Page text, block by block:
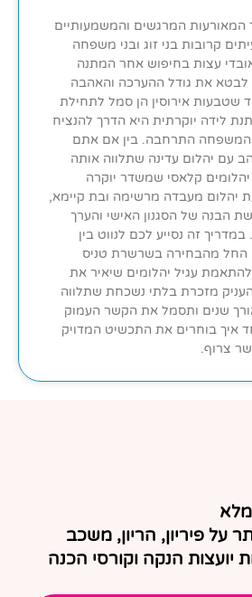
המאורעות המרגשים והמשמעותיים
קרובות בני זוג ובני משפחה
עצות בחיפוש אחר המתנה
את גודל ההערכה והאהבה
שטבעות אירוסין הן סמל לתחילת
לידה יוקרתית היא הדרך להנציח
המשפחה התרחבה. בין אם אתם
עם יהלום עדינה שתלווה אותה
יהלומים קלאסי שמשדר יוקרה
יהלום מעבדה מרשימה ובת קיימא,
הבנה של הסגנון האישי והערך
זה נסייע לכם לנווט בין
החל מהבחירה בשרשרת טניס
להתאמת עגיל יהלומים שיאיר את
מזכרת בלתי נשכחת שתלווה
שנים ותסמל את הקשר העמוק
איך בוחרים את התכשיט המדויק
צרוף.
מלא
על פיריון, הריון, משכב
יועצות הנקה וקורסי הכנה